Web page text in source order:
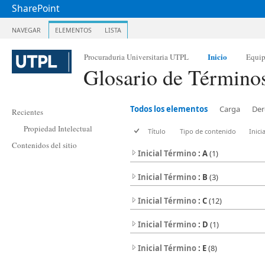
SharePoint
NAVEGAR ELEMENTOS LISTA
Procuraduria Universitaria UTPL Inicio
Glosario de
Recientes
Propiedad Intelectual
Contenidos del sitio
Todos los elementos Carga
Título Tipo de contenido
Inicial Término: A(1)
Inicial Término: B (3)
Inicial Término: C(12)
Inicial Término: D (1)
Inicial Término: E(8)